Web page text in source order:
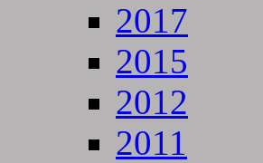
2017
2015
2012
2011